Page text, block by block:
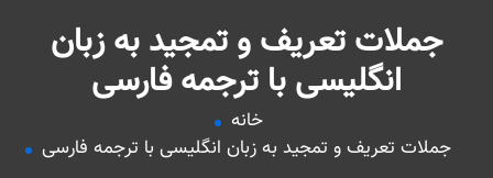
جملات تعریف و تمجید به زبان
انگلیسی با ترجمه فارسی
خانه
جملات تعریف و تمجید به زبان انگلیسی با ترجمه فارسی